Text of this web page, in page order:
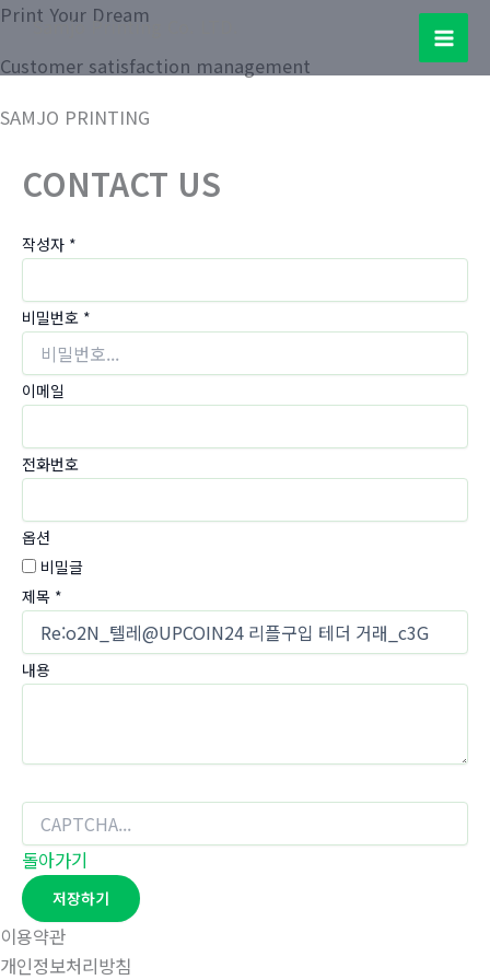
콘
츠
건
Samjo Printing Co. LTD.
Main
Print Your Dream
Customer satisfaction management
SAMJO PRINTING
CONTACT US
작성자 *
비밀번호 *
이메일
전화번호
옵션
비밀글
제목 *
내용
돌아가기
저장하기
이용약관
개인정보처리방침